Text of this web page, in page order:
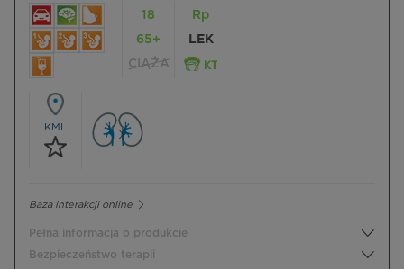
18
65+
CIĄŻA
Rp
LEK
KML
Baza interakcji online
Pełna informacja o produkcie
Bezpieczeństwo terapii